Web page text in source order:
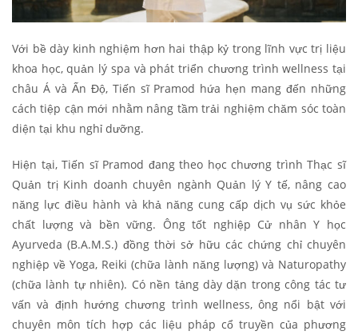
Với bề dày kinh nghiệm hơn hai thập kỷ trong lĩnh vực trị liệu
khoa học, quản lý spa và phát triển chương trình wellness tại
châu Á và Ấn Độ, Tiến sĩ Pramod hứa hẹn mang đến những
cách tiệp cận mới nhằm nâng tầm trải nghiệm chăm sóc toàn
diện tại khu nghỉ dưỡng.
Hiện tại, Tiến sĩ Pramod đang theo học chương trình Thạc sĩ
Quản trị Kinh doanh chuyên ngành Quản lý Y tế, nâng cao
năng lực điều hành và khả năng cung cấp dịch vụ sức khỏe
chất lượng và bền vững. Ông tốt nghiệp Cử nhân Y học
Ayurveda (B.A.M.S.) đồng thời sở hữu các chứng chỉ chuyên
nghiệp về Yoga, Reiki (chữa lành năng lượng) và Naturopathy
(chữa lành tự nhiên). Có nền tảng dày dặn trong công tác tư
vấn và định hướng chương trình wellness, ông nổi bật với
chuyên môn tích hợp các liệu pháp cổ truyền của phương